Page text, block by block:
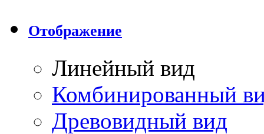
Отображение
Линейный вид
Комбинированный
Древовидный вид